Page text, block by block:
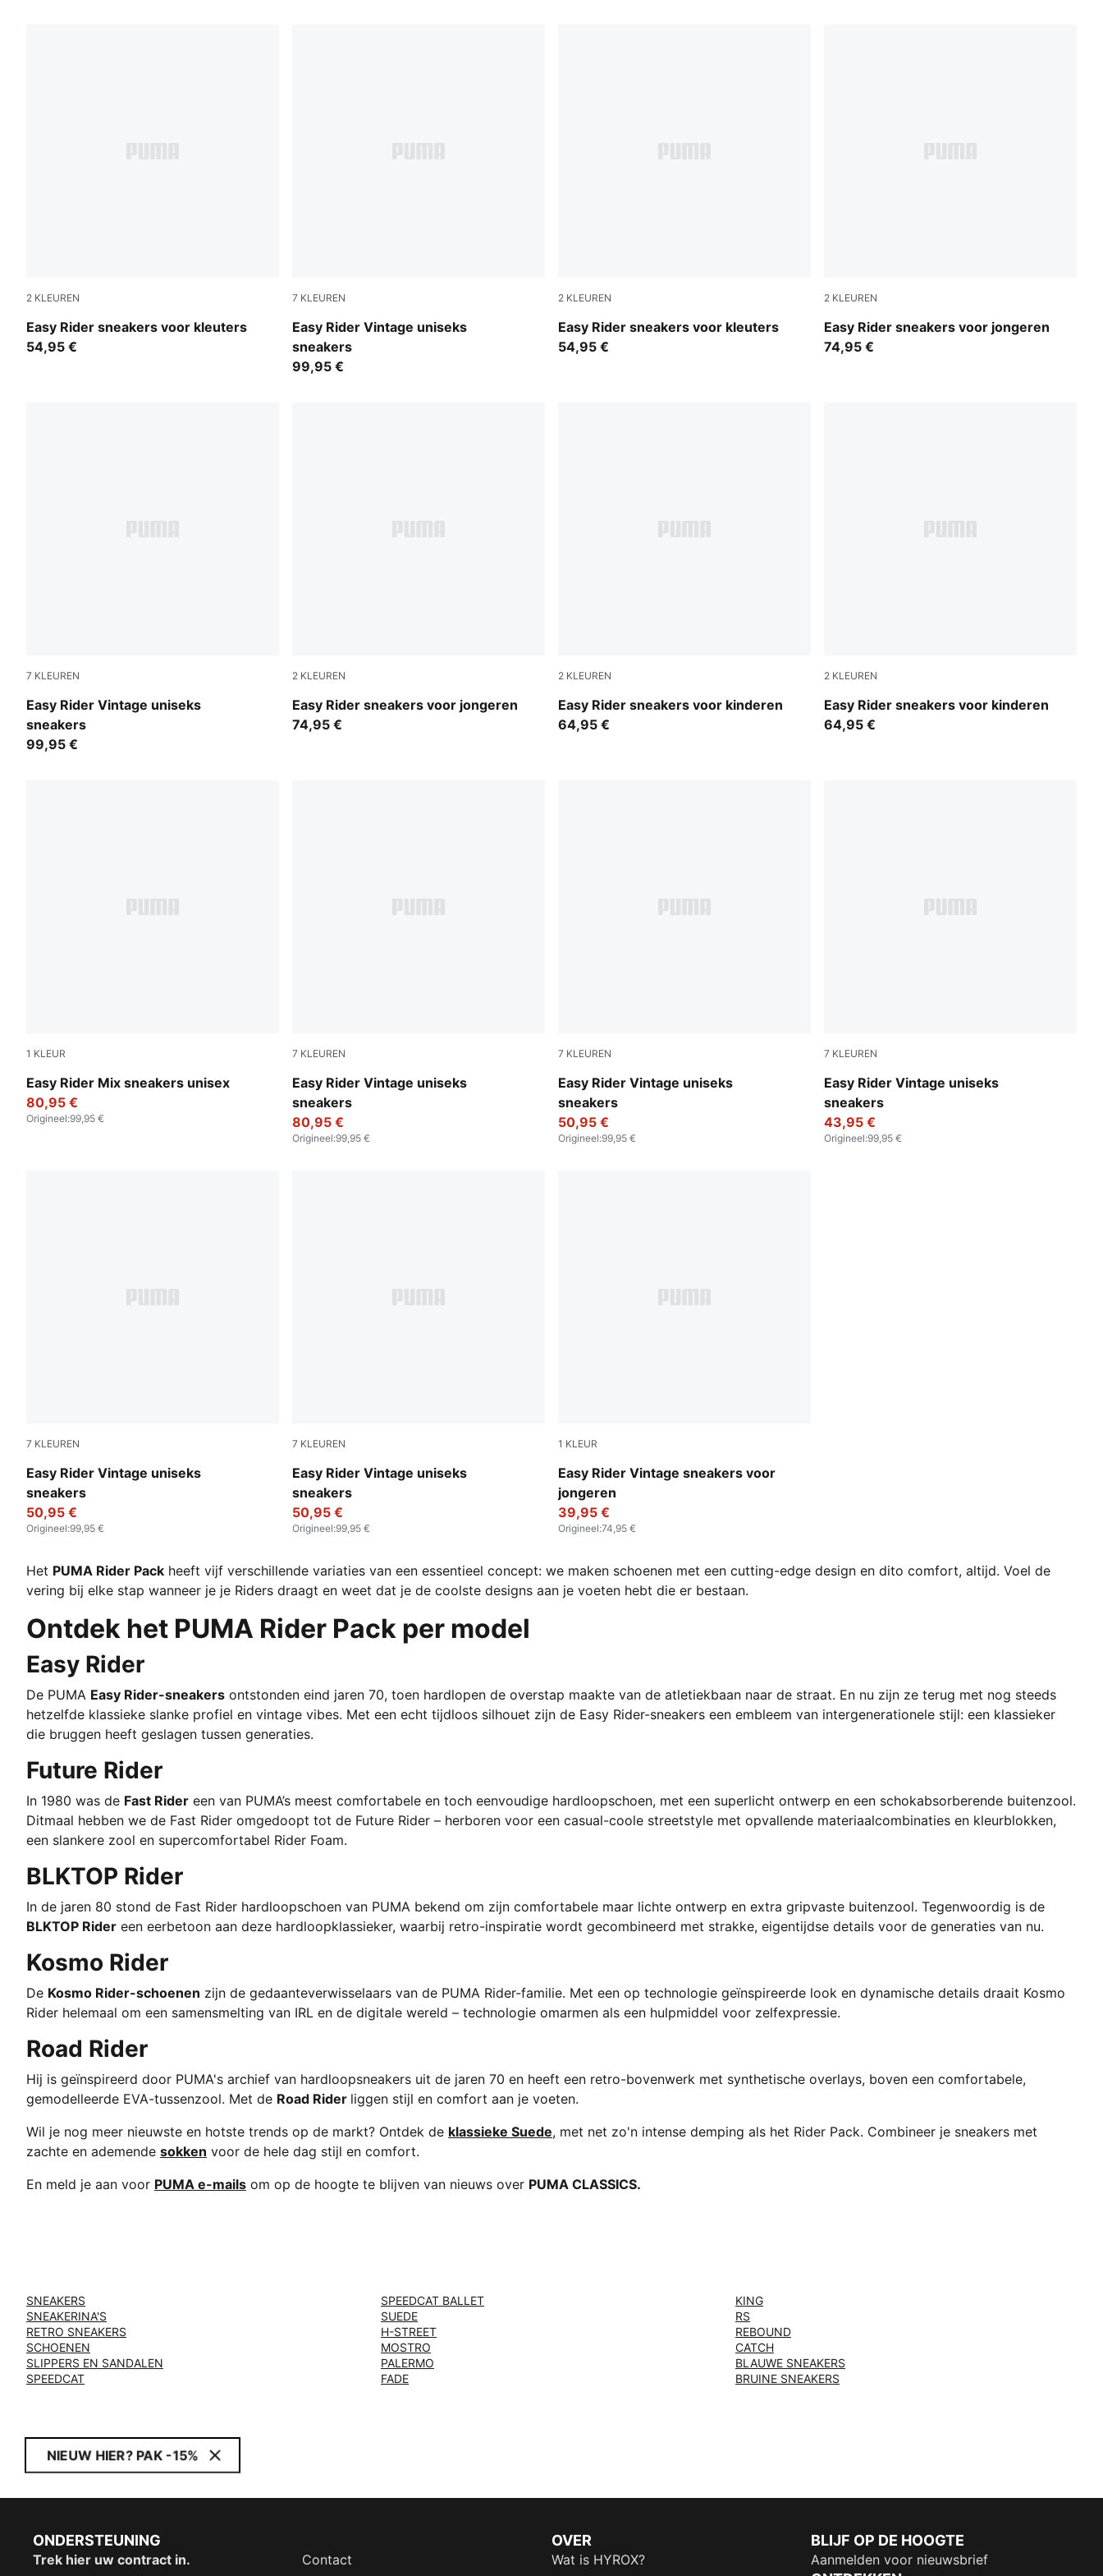
2 KLEUREN
Easy Rider sneakers voor kleuters
Gray Echo-Chambray Blue
54,95 €
7 KLEUREN
Easy Rider Vintage uniseks
sneakers
Cashew Brown-PUMA White
99,95 €
2 KLEUREN
Easy Rider sneakers voor kleuters
Powder Pink-Dusky Rosewood
54,95 €
2 KLEUREN
Easy Rider sneakers voor jongeren
Gray Echo-Chambray Blue
74,95 €
7 KLEUREN
Easy Rider Vintage uniseks
sneakers
Moody Gray-PUMA White
99,95 €
2 KLEUREN
Easy Rider sneakers voor jongeren
Powder Pink-Dusky Rosewood
74,95 €
2 KLEUREN
Easy Rider sneakers voor kinderen
Gray Echo-Chambray Blue
64,95 €
2 KLEUREN
Easy Rider sneakers voor kinderen
Powder Pink-Dusky Rosewood
64,95 €
1 KLEUR
Easy Rider Mix sneakers unisex
PUMA White-PUMA Black
80,95 €
Origineel:99,95 €
7 KLEUREN
Easy Rider Vintage uniseks
sneakers
PUMA Black-PUMA White
80,95 €
Origineel:99,95 €
7 KLEUREN
Easy Rider Vintage uniseks
sneakers
Clyde Royal-PUMA White
50,95 €
Origineel:99,95 €
7 KLEUREN
Easy Rider Vintage uniseks
sneakers
PUMA Red-PUMA White
43,95 €
Origineel:99,95 €
7 KLEUREN
Easy Rider Vintage uniseks
sneakers
Emerald Ice-Warm White
50,95 €
Origineel:99,95 €
7 KLEUREN
Easy Rider Vintage uniseks
sneakers
Chocolate Brown-Candy Apple
50,95 €
Origineel:99,95 €
1 KLEUR
Easy Rider Vintage sneakers voor
jongeren
PUMA Red-PUMA White
39,95 €
Origineel:74,95 €
Het PUMA Rider Pack heeft vijf verschillende variaties van een essentieel concept: we maken schoenen met een cutting-edge design en dito comfort, altijd. Voel de
vering bij elke stap wanneer je je Riders draagt en weet dat je de coolste designs aan je voeten hebt die er bestaan.
Ontdek het PUMA Rider Pack per model
Easy Rider
De PUMA Easy Rider-sneakers ontstonden eind jaren 70, toen hardlopen de overstap maakte van de atletiekbaan naar de straat. En nu zijn ze terug met nog steeds
hetzelfde klassieke slanke profiel en vintage vibes. Met een echt tijdloos silhouet zijn de Easy Rider-sneakers een embleem van intergenerationele stijl: een klassieker
die bruggen heeft geslagen tussen generaties.
Future Rider
In 1980 was de Fast Rider een van PUMA’s meest comfortabele en toch eenvoudige hardloopschoen, met een superlicht ontwerp en een schokabsorberende buitenzool.
Ditmaal hebben we de Fast Rider omgedoopt tot de Future Rider – herboren voor een casual-coole streetstyle met opvallende materiaalcombinaties en kleurblokken,
een slankere zool en supercomfortabel Rider Foam.
BLKTOP Rider
In de jaren 80 stond de Fast Rider hardloopschoen van PUMA bekend om zijn comfortabele maar lichte ontwerp en extra gripvaste buitenzool. Tegenwoordig is de
BLKTOP Rider een eerbetoon aan deze hardloopklassieker, waarbij retro-inspiratie wordt gecombineerd met strakke, eigentijdse details voor de generaties van nu.
Kosmo Rider
De Kosmo Rider-schoenen zijn de gedaanteverwisselaars van de PUMA Rider-familie. Met een op technologie geïnspireerde look en dynamische details draait Kosmo
Rider helemaal om een ​​samensmelting van IRL en de digitale wereld – technologie omarmen als een hulpmiddel voor zelfexpressie.
Road Rider
Hij is geïnspireerd door PUMA's archief van hardloopsneakers uit de jaren 70 en heeft een retro-bovenwerk met synthetische overlays, boven een comfortabele,
gemodelleerde EVA-tussenzool. Met de Road Rider liggen stijl en comfort aan je voeten.
Wil je nog meer nieuwste en hotste trends op de markt? Ontdek de klassieke Suede, met net zo'n intense demping als het Rider Pack. Combineer je sneakers met
zachte en ademende sokken voor de hele dag stijl en comfort.
En meld je aan voor PUMA e-mails om op de hoogte te blijven van nieuws over PUMA CLASSICS.
SNEAKERS
SNEAKERINA'S
RETRO SNEAKERS
SCHOENEN
SLIPPERS EN SANDALEN
SPEEDCAT
SPEEDCAT BALLET
SUEDE
H-STREET
MOSTRO
PALERMO
FADE
KING
RS
REBOUND
CATCH
BLAUWE SNEAKERS
BRUINE SNEAKERS
NIEUW HIER? PAK -15%
ONDERSTEUNING
Trek hier uw contract in.
Contact
OVER
Wat is HYROX?
BLIJF OP DE HOOGTE
Aanmelden voor nieuwsbrief